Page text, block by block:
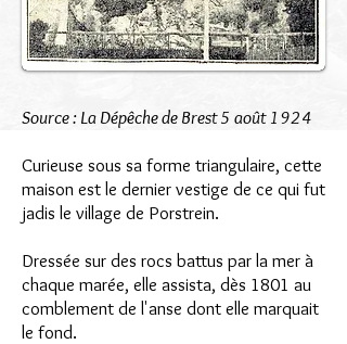
Source : La Dépêche de Brest 5 août 1924
Curieuse sous sa forme triangulaire, cette
maison est le dernier vestige de ce qui fut
jadis le village de Porstrein.
Dressée sur des rocs battus par la mer à
chaque marée, elle assista, dès 1801 au
comblement de l'anse dont elle marquait
le fond.